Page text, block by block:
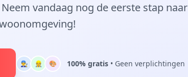
vandaag nog de eerste stap naar
👨‍🔧 👷 🎨 100% gratis • Geen verplichtingen